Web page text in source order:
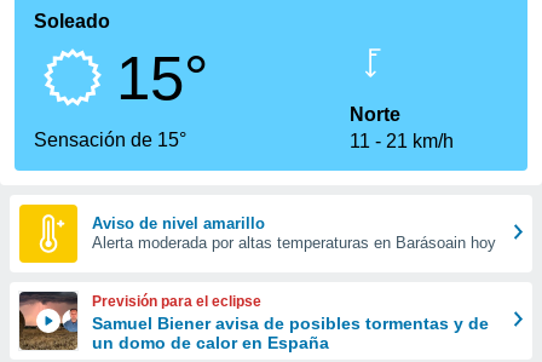
por
que se
calidad.
a este
las
y
forma
digital
basada
Soleado
15°
Sensación de 15°
Norte
11
21 km/h
Aviso de nivel amarillo
Alerta moderada por altas temperaturas en Barásoain hoy
Previsión para el eclipse
Samuel Biener avisa de posibles tormentas y de
un domo de calor en España